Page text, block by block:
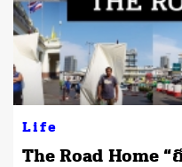
Life
The Road Home